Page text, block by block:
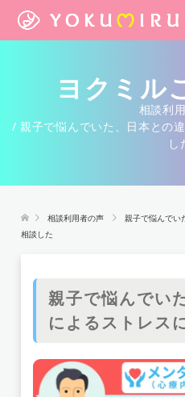
ヨクミル
相談利
親子で悩んでいた、日本との
し
相談利用者の声
親子で悩んでい
相談した
親子で悩んでい
によるストレス